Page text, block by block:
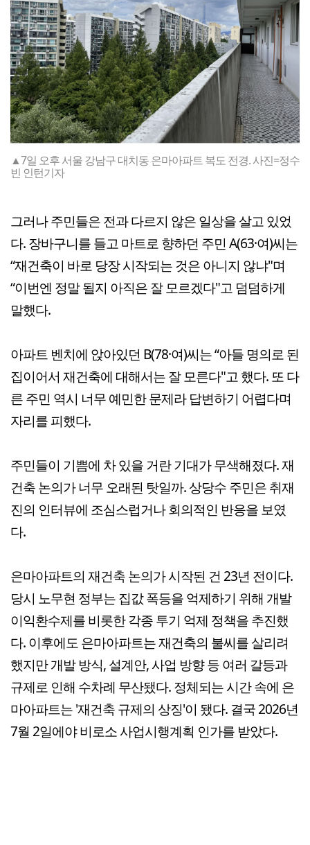
▲7일 오후 서울 강남구 대치동 은마아파트 복도 전경. 사진=정수
빈 인턴기자
그러나 주민들은 전과 다르지 않은 일상을 살고 있었
다. 장바구니를 들고 마트로 향하던 주민 A(63·여)씨는
“재건축이 바로 당장 시작되는 것은 아니지 않냐"며
“이번엔 정말 될지 아직은 잘 모르겠다"고 덤덤하게
말했다.
아파트 벤치에 앉아있던 B(78·여)씨는 “아들 명의로 된
집이어서 재건축에 대해서는 잘 모른다"고 했다. 또 다
른 주민 역시 너무 예민한 문제라 답변하기 어렵다며
자리를 피했다.
주민들이 기쁨에 차 있을 거란 기대가 무색해졌다. 재
건축 논의가 너무 오래된 탓일까. 상당수 주민은 취재
진의 인터뷰에 조심스럽거나 회의적인 반응을 보였
다.
은마아파트의 재건축 논의가 시작된 건 23년 전이다.
당시 노무현 정부는 집값 폭등을 억제하기 위해 개발
이익환수제를 비롯한 각종 투기 억제 정책을 추진했
다. 이후에도 은마아파트는 재건축의 불씨를 살리려
했지만 개발 방식, 설계안, 사업 방향 등 여러 갈등과
규제로 인해 수차례 무산됐다. 정체되는 시간 속에 은
마아파트는 '재건축 규제의 상징'이 됐다. 결국 2026년
7월 2일에야 비로소 사업시행계획 인가를 받았다.